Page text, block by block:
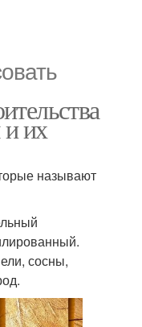
их
называют
сосны,